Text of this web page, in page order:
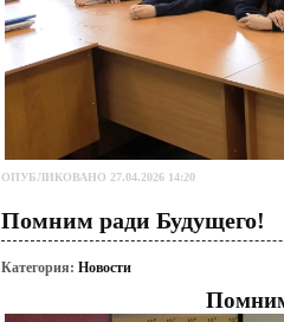
ОПУБЛИКОВАНО 27.04.2026 14:20
Помним ради Будущего!
Категория: Новости